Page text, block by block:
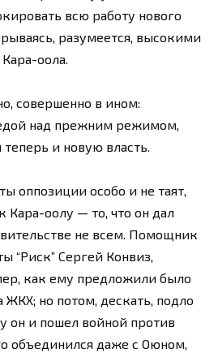
всю работу нового
разумеется, высокими
оола.
совершенно в ином:
над прежним режимом,
и новую власть.
оппозиции особо и не таят,
Кара-оолу — то, что он дал
не всем. Помощник
“Риск” Сергей Конвиз,
как ему предложили было
но потом, дескать, подло
он и пошел войной против
объединился даже с Оюном,